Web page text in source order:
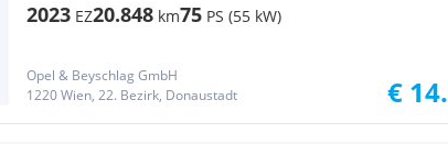
2023 EZ20.848 km75 PS (55 kW)
Opel & Beyschlag GmbH
1220 Wien, 22. Bezirk, Donaustadt
€